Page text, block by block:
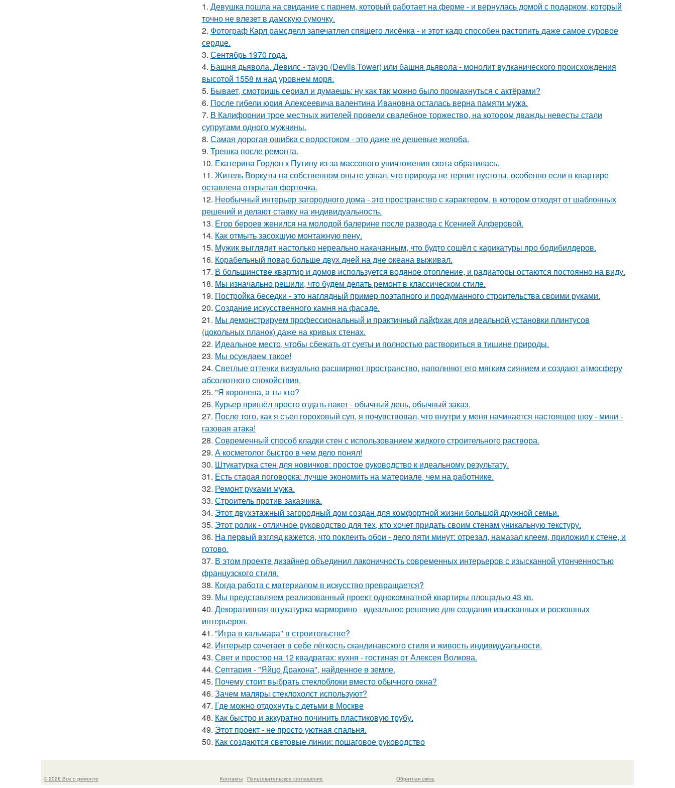
1. Девушка пошла на свидание с парнем, который работает на ферме - и вернулась домой с подарком, который
точно не влезет в дамскую сумочку.
2. Фотограф Карл рамсделл запечатлел спящего лисёнка - и этот кадр способен растопить даже самое суровое
сердце.
3. Сентябрь 1970 года.
4. Башня дьявола. Девилс - тауэр (Devils Tower) или башня дьявола - монолит вулканического происхождения
высотой 1558 м над уровнем моря.
5. Бывает, смотришь сериал и думаешь: ну как так можно было промахнуться с актёрами?
6. После гибели юрия Алексеевича валентина Ивановна осталась верна памяти мужа.
7. В Калифорнии трое местных жителей провели свадебное торжество, на котором дважды невесты стали
супругами одного мужчины.
8. Самая дорогая ошибка с водостоком - это даже не дешевые желоба.
9. Трешка после ремонта.
10. Екатерина Гордон к Путину из-за массового уничтожения скота обратилась.
11. Житель Воркуты на собственном опыте узнал, что природа не терпит пустоты, особенно если в квартире
оставлена открытая форточка.
12. Необычный интерьер загородного дома - это пространство с характером, в котором отходят от шаблонных
решений и делают ставку на индивидуальность.
13. Егор бероев женился на молодой балерине после развода с Ксенией Алферовой.
14. Как отмыть засохшую монтажную пену.
15. Мужик выглядит настолько нереально накачанным, что будто сошёл с карикатуры про бодибилдеров.
16. Корабельный повар больше двух дней на дне океана выживал.
17. В большинстве квартир и домов используется водяное отопление, и радиаторы остаются постоянно на виду.
18. Мы изначально решили, что будем делать ремонт в классическом стиле.
19. Постройка беседки - это наглядный пример поэтапного и продуманного строительства своими руками.
20. Создание искусственного камня на фасаде.
21. Мы демонстрируем профессиональный и практичный лайфхак для идеальной установки плинтусов
(цокольных планок) даже на кривых стенах.
22. Идеальное место, чтобы сбежать от суеты и полностью раствориться в тишине природы.
23. Мы осуждаем такое!
24. Светлые оттенки визуально расширяют пространство, наполняют его мягким сиянием и создают атмосферу
абсолютного спокойствия.
25. "Я королева, а ты кто?
26. Курьер пришёл просто отдать пакет - обычный день, обычный заказ.
27. После того, как я съел гороховый суп, я почувствовал, что внутри у меня начинается настоящее шоу - мини -
газовая атака!
28. Современный способ кладки стен с использованием жидкого строительного раствора.
29. А косметолог быстро в чем дело понял!
30. Штукатурка стен для новичков: простое руководство к идеальному результату.
31. Есть старая поговорка: лучше экономить на материале, чем на работнике.
32. Ремонт руками мужа.
33. Строитель против заказчика.
34. Этот двухэтажный загородный дом создан для комфортной жизни большой дружной семьи.
35. Этот ролик - отличное руководство для тех, кто хочет придать своим стенам уникальную текстуру.
36. На первый взгляд кажется, что поклеить обои - дело пяти минут: отрезал, намазал клеем, приложил к стене, и
готово.
37. В этом проекте дизайнер объединил лаконичность современных интерьеров с изысканной утонченностью
французского стиля.
38. Когда работа с материалом в искусство превращается?
39. Мы представляем реализованный проект однокомнатной квартиры площадью 43 кв.
40. Декоративная штукатурка марморино - идеальное решение для создания изысканных и роскошных
интерьеров.
41. "Игра в кальмара" в строительстве?
42. Интерьер сочетает в себе лёгкость скандинавского стиля и живость индивидуальности.
43. Свет и простор на 12 квадратах: кухня - гостиная от Алексея Волкова.
44. Септария - "Яйцо Дракона", найденное в земле.
45. Почему стоит выбрать стеклоблоки вместо обычного окна?
46. Зачем маляры стеклохолст используют?
47. Где можно отдохнуть с детьми в Москве
48. Как быстро и аккуратно починить пластиковую трубу.
49. Этот проект - не просто уютная спальня.
50. Как создаются световые линии: пошаговое руководство
© 2026 Все о ремонте Контакты
Пользовательское соглашение
Обратная связь